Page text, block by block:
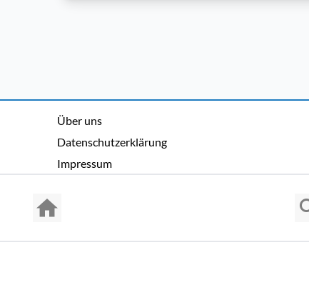
Über uns
Datenschutzerklärung
Impressum
Copyright ©